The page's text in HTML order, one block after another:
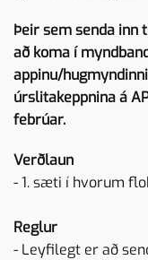
Þeir sem senda
að koma í
appinu/
úrslitakeppnina á
febrúar.
Verðlaun
- 1. sæti í hvorum
Reglur
- Leyfilegt er að